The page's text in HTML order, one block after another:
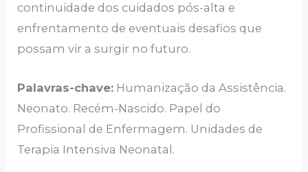
continuidade dos cuidados pós-alta e
enfrentamento de eventuais desafios que
possam vir a surgir no futuro.
Palavras-chave: Humanização da Assistência.
Neonato. Recém-Nascido. Papel do
Profissional de Enfermagem. Unidades de
Terapia Intensiva Neonatal.